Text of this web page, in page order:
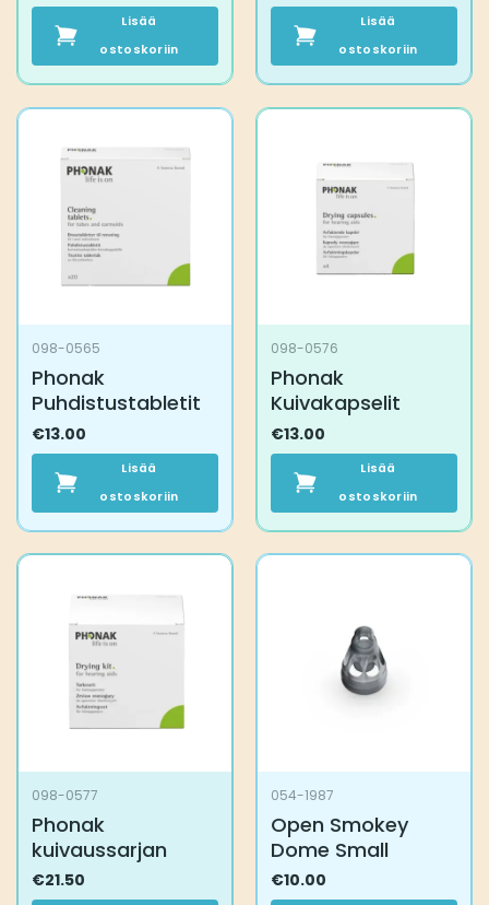
Lisää
ostoskoriin
Lisää
ostoskoriin
098-0565
Phonak
Puhdistustabletit
€13.00
Lisää
ostoskoriin
098-0576
Phonak
Kuivakapselit
€13.00
Lisää
ostoskoriin
098-0577
Phonak
kuivaussarjan
€21.50
054-1987
Open Smokey
Dome Small
€10.00